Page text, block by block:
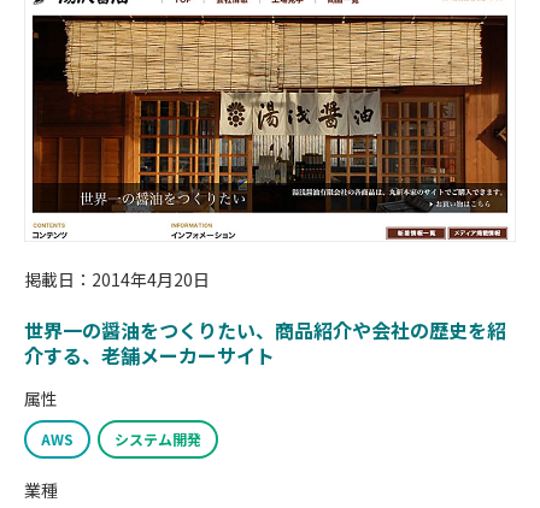
掲載日：2014年4月20日
世界一の醤油をつくりたい、商品紹介や会社の歴史を紹
介する、老舗メーカーサイト
属性
AWS システム開発
業種